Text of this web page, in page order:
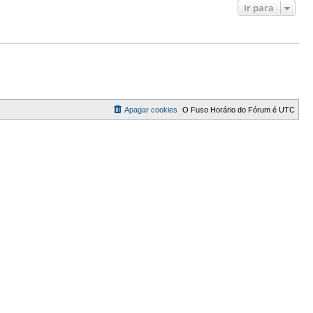
Ir para
O Fuso Horário do Fórum é UTC
Apagar cookies